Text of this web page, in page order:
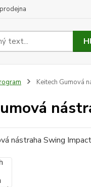
Keitech Gumová